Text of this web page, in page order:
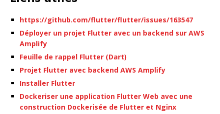
https://github.com/flutter/flutter/issues/163547
Déployer un projet Flutter avec un backend sur AWS
Amplify
Feuille de rappel Flutter (Dart)
Projet Flutter avec backend AWS Amplify
Installer Flutter
Dockeriser une application Flutter Web avec une
construction Dockerisée de Flutter et Nginx